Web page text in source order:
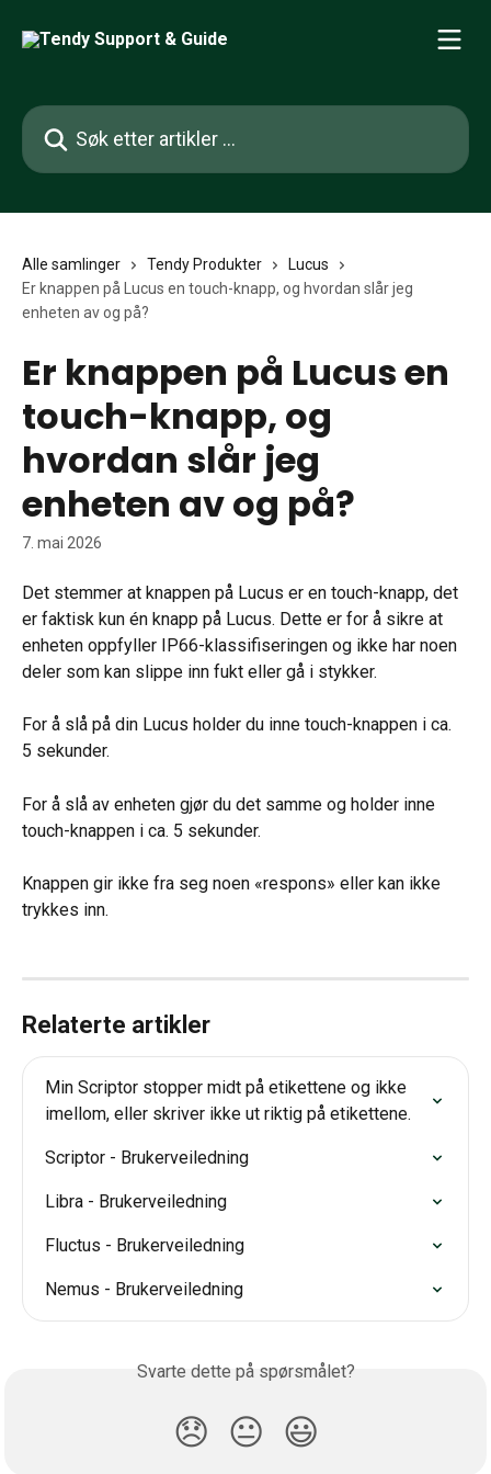
Søk etter artikler ...
Alle samlinger Tendy Produkter
Lucus
Er knappen på Lucus en touch-knapp, og hvordan slår jeg
enheten av og på?
Er knappen på Lucus en
touch-knapp, og
hvordan slår jeg
enheten av og på?
7. mai 2026
Det stemmer at knappen på Lucus er en touch-knapp, det
er faktisk kun én knapp på Lucus. Dette er for å sikre at
enheten oppfyller IP66-klassifiseringen og ikke har noen
deler som kan slippe inn fukt eller gå i stykker.
For å slå på din Lucus holder du inne touch-knappen i ca.
5 sekunder.
For å slå av enheten gjør du det samme og holder inne
touch-knappen i ca. 5 sekunder.
Knappen gir ikke fra seg noen «respons» eller kan ikke
trykkes inn.
Relaterte artikler
Min Scriptor stopper midt på etikettene og ikke
imellom, eller skriver ikke ut riktig på etikettene.
Scriptor - Brukerveiledning
Libra - Brukerveiledning
Fluctus - Brukerveiledning
Nemus - Brukerveiledning
Svarte dette på spørsmålet?
😞 😐 😃